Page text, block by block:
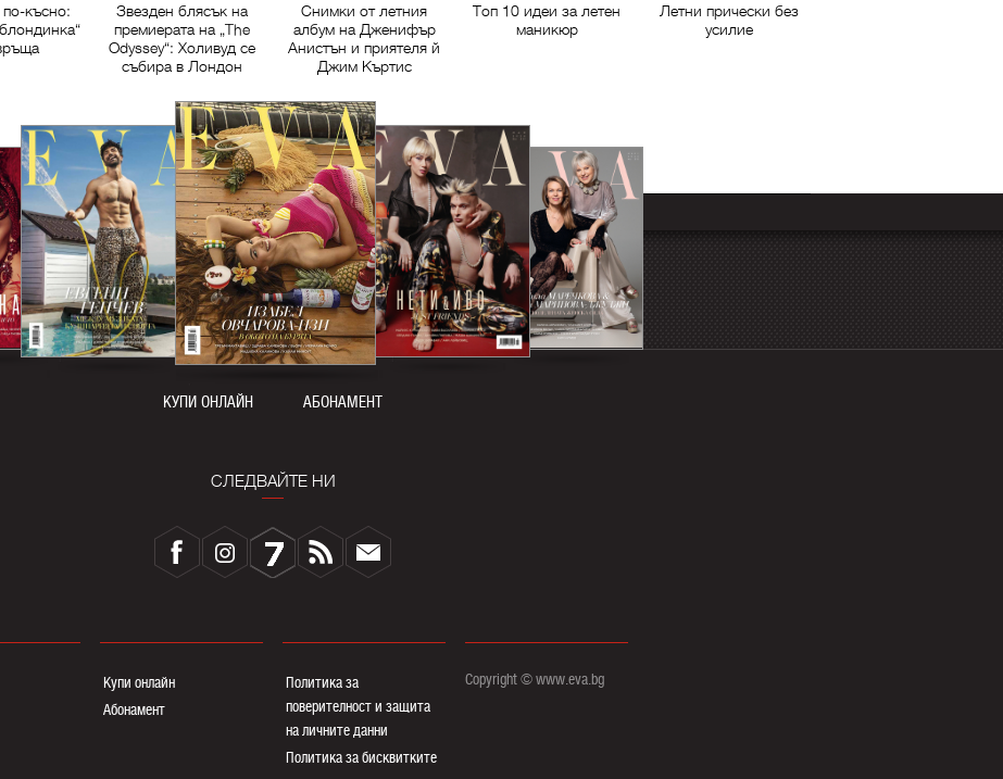
късно:
Звезден блясък на
премиерата на „The
Odyssey“: Холивуд се
събира в Лондон
Снимки от летния
албум на Дженифър
Анистън и приятеля й
Джим Къртис
Топ 10 идеи за летен
маникюр
Летни прически без
усилие
КУПИ ОНЛАЙН АБОНАМЕНТ
СЛЕДВАЙТЕ НИ
Купи онлайн
Абонамент
Политика за
поверителност и защита
на личните данни
Политика за бисквитките
Copyright © www.eva.bg